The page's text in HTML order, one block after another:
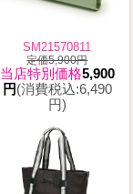
SM21570811
定価5,900円
当店特別価格5,900
円(消費税込:6,490
円)